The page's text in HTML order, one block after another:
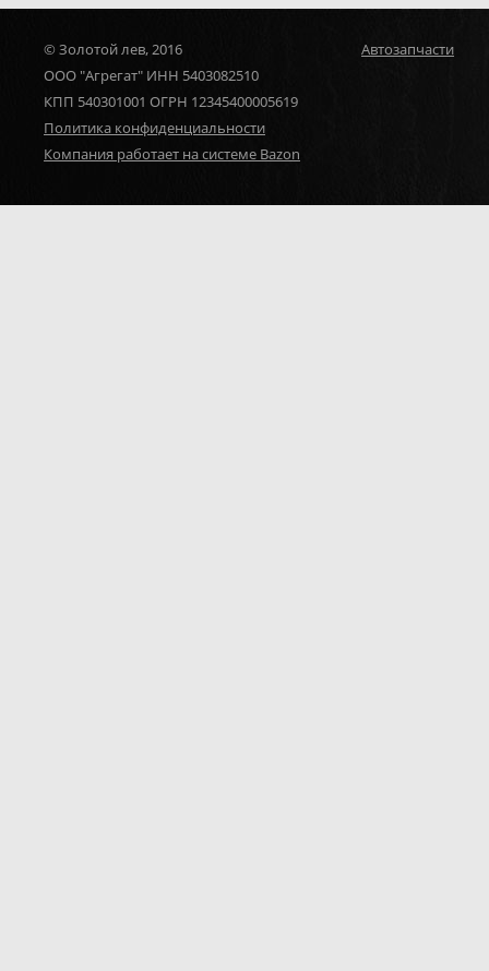
© Золотой лев, 2016
ООО "Агрегат" ИНН 5403082510
КПП 540301001 ОГРН 12345400005619
Политика конфиденциальности
Компания работает на системе Bazon
Автозапчасти